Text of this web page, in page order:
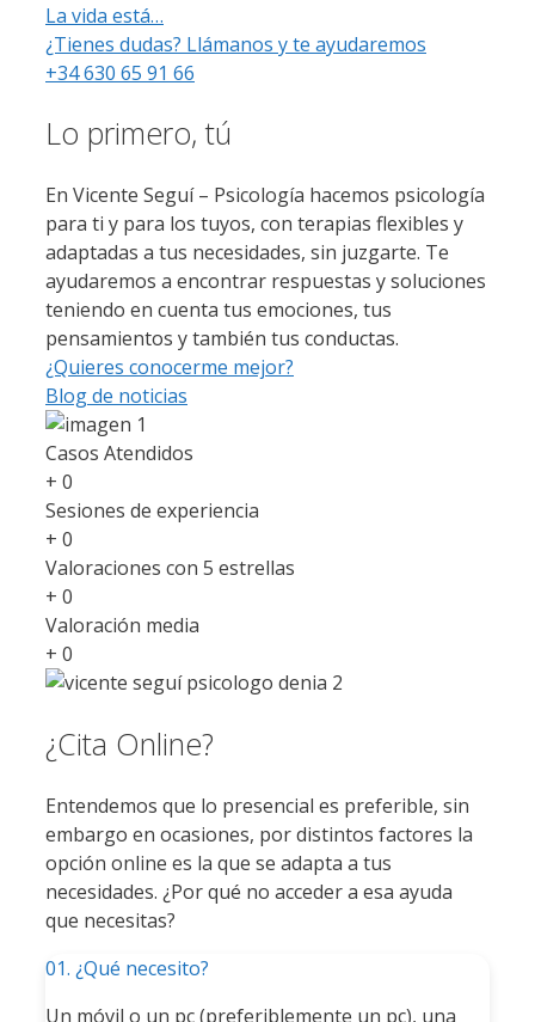
La vida está…
¿Tienes dudas? Llámanos y te ayudaremos
+34 630 65 91 66
Lo primero, tú
En Vicente Seguí – Psicología hacemos psicología
para ti y para los tuyos, con terapias flexibles y
adaptadas a tus necesidades, sin juzgarte. Te
ayudaremos a encontrar respuestas y soluciones
teniendo en cuenta tus emociones, tus
pensamientos y también tus conductas.
¿Quieres conocerme mejor?
Blog de noticias
Casos Atendidos
+ 0
Sesiones de experiencia
+ 0
Valoraciones con 5 estrellas
+ 0
Valoración media
+ 0
¿Cita Online?
Entendemos que lo presencial es preferible, sin
embargo en ocasiones, por distintos factores la
opción online es la que se adapta a tus
necesidades. ¿Por qué no acceder a esa ayuda
que necesitas?
01. ¿Qué necesito?
Un móvil o un pc (preferiblemente un pc), una